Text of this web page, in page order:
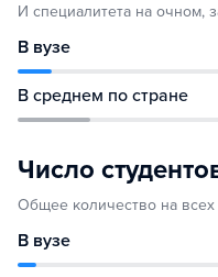
И специалитета на очном,
В вузе
В среднем по стране
Число
Общее количество на всех
В вузе